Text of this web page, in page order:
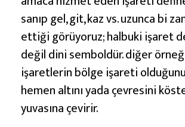
sanıp gel, git, kaz vs. uzunca bi
ettiği görüyoruz; halbuki işaret
değil dini semboldür. diğer
işaretlerin bölge işareti
hemen altını yada çevresini
yuvasına çevirir.